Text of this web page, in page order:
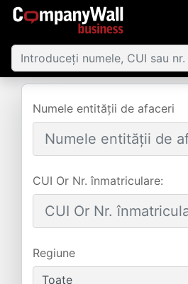
Numele entității de afaceri
CUI Or Nr. înmatriculare:
Regiune